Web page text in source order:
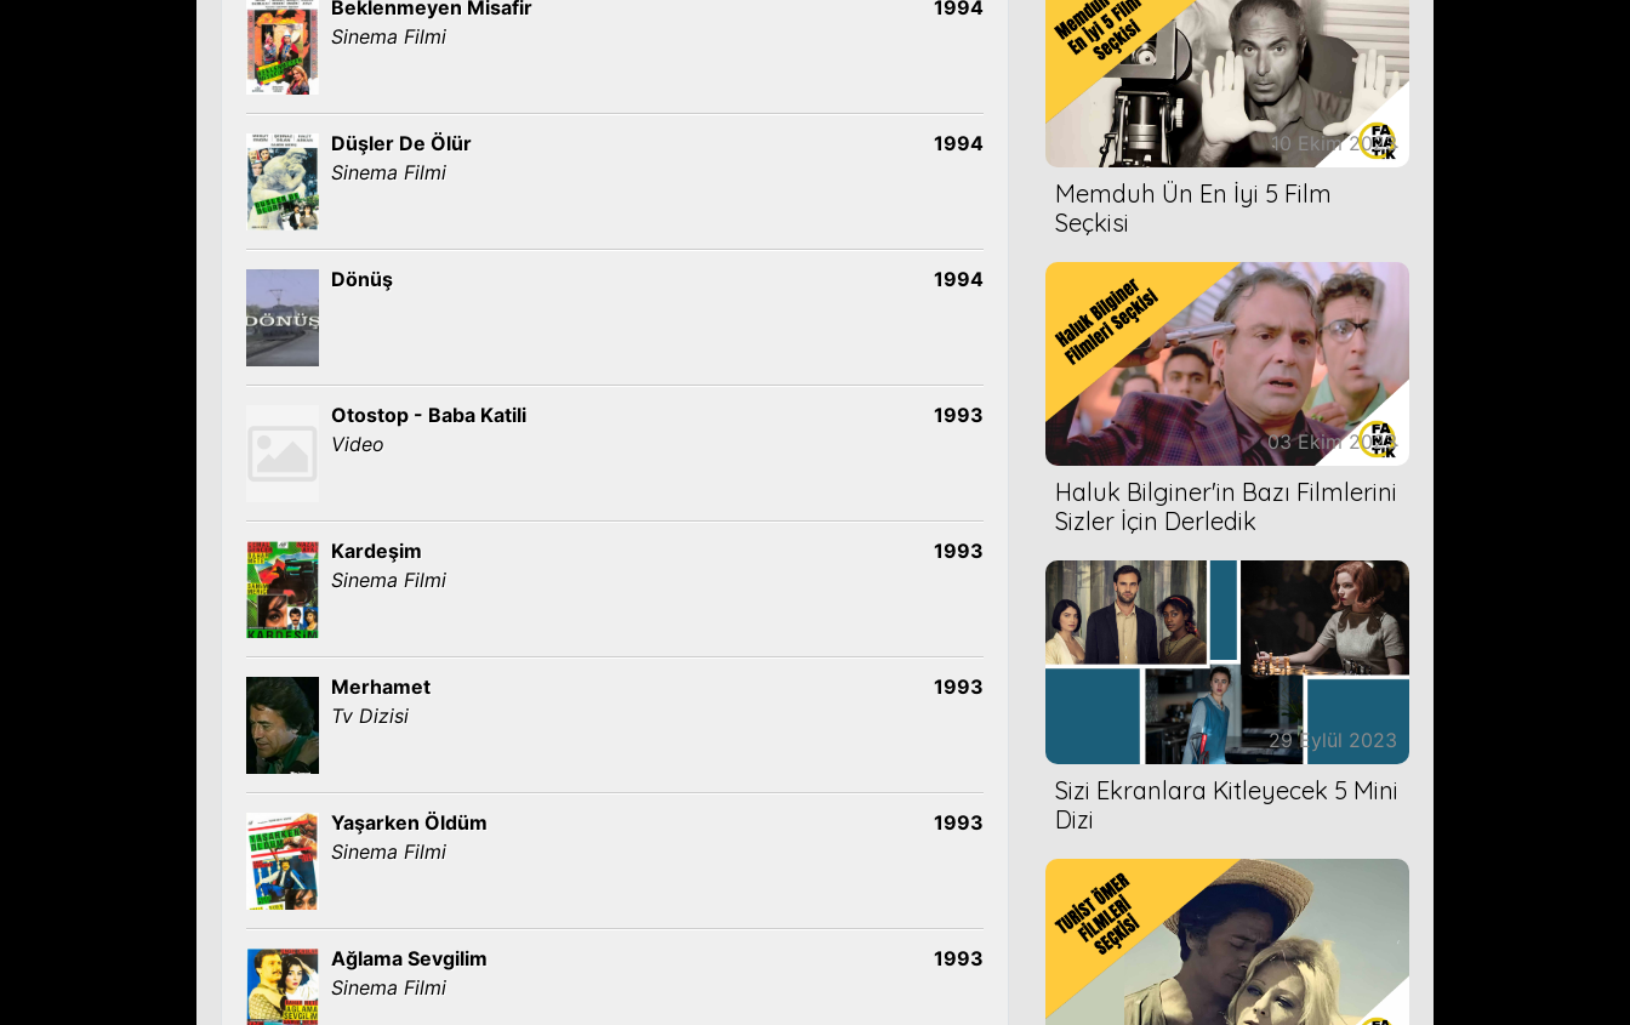
Beklenmeyen Misafir
Sinema Filmi
1994
Düşler De Ölür
Sinema Filmi
1994
Dönüş 1994
Otostop - Baba Katili
Video
1993
Kardeşim
Sinema Filmi
1993
Merhamet
Tv Dizisi
1993
Yaşarken Öldüm
Sinema Filmi
1993
Ağlama Sevgilim
Sinema Filmi
1993
10 Ekim 2023
Memduh Ün En İyi 5 Film
Seçkisi
03 Ekim 2023
Haluk Bilginer'in Bazı Filmlerini
Sizler İçin Derledik
29 Eylül 2023
Sizi Ekranlara Kitleyecek 5 Mini
Dizi